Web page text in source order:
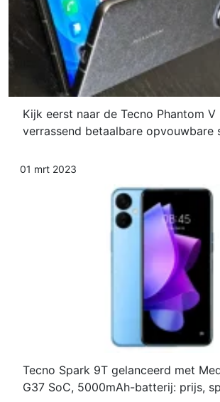
Kijk eerst naar de Tecno Phantom V
verrassend betaalbare opvouwbare
01 mrt 2023
Tecno Spark 9T gelanceerd met
G37 SoC, 5000mAh-batterij: prijs,